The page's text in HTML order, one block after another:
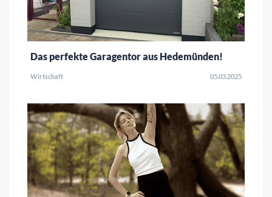
Das perfekte Garagentor aus Hedemünden!
Wirtschaft 05.03.2025